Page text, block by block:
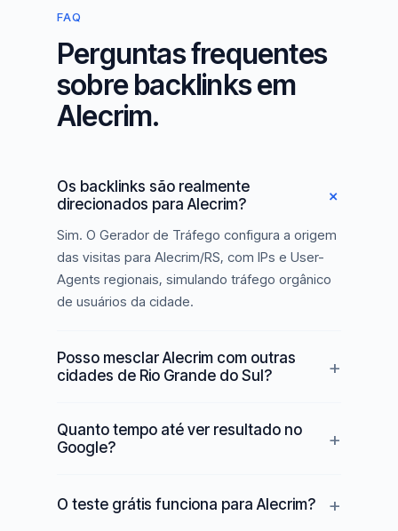
FAQ
Perguntas frequentes
sobre backlinks em
Alecrim.
Os backlinks são realmente
direcionados para Alecrim?
Sim. O Gerador de Tráfego configura a origem
das visitas para Alecrim/RS, com IPs e User-
Agents regionais, simulando tráfego orgânico
de usuários da cidade.
Posso mesclar Alecrim com outras
cidades de Rio Grande do Sul?
Quanto tempo até ver resultado no
Google?
O teste grátis funciona para Alecrim?